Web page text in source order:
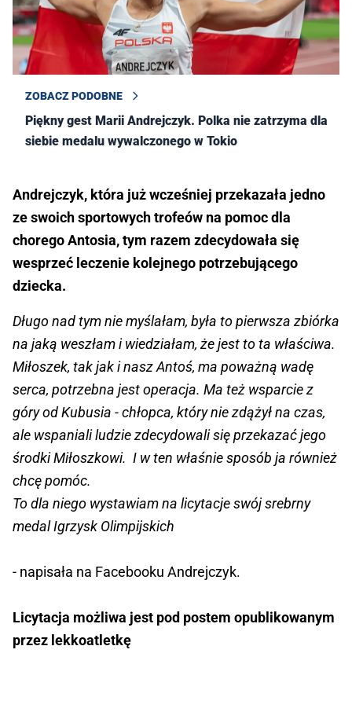
ZOBACZ PODOBNE
Piękny gest Marii Andrejczyk. Polka nie zatrzyma dla
siebie medalu wywalczonego w Tokio
Andrejczyk, która już wcześniej przekazała jedno
ze swoich sportowych trofeów na pomoc dla
chorego Antosia, tym razem zdecydowała się
wesprzeć leczenie kolejnego potrzebującego
dziecka.
Długo nad tym nie myślałam, była to pierwsza zbiórka
na jaką weszłam i wiedziałam, że jest to ta właściwa.
Miłoszek, tak jak i nasz Antoś, ma poważną wadę
serca, potrzebna jest operacja. Ma też wsparcie z
góry od Kubusia - chłopca, który nie zdążył na czas,
ale wspaniali ludzie zdecydowali się przekazać jego
środki Miłoszkowi. I w ten właśnie sposób ja również
chcę pomóc.
To dla niego wystawiam na licytacje swój srebrny
medal Igrzysk Olimpijskich
- napisała na Facebooku Andrejczyk.
Licytacja możliwa jest pod postem opublikowanym
przez lekkoatletkę